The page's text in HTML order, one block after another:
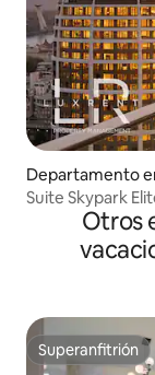
Departamento
Suite Skypark
gratuitoOtros
Superanfitrión
Superanfitrión